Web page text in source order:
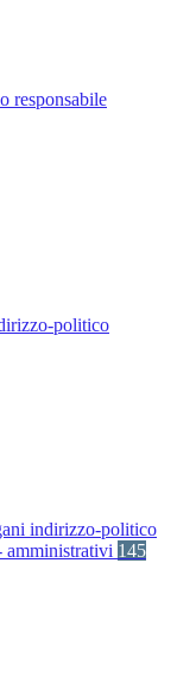
responsabile
politico
indirizzo-politico
amministrativi 145